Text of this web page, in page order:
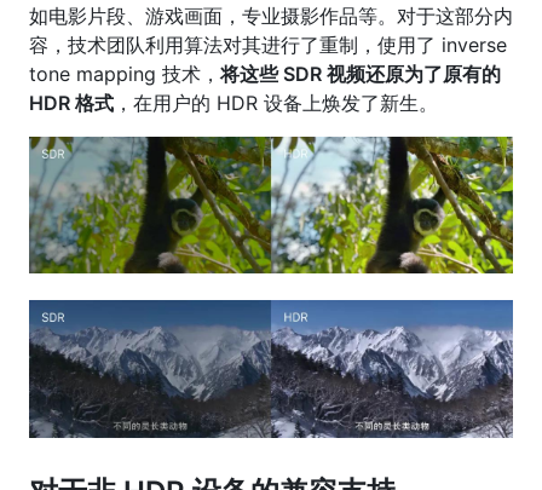
如电影片段、游戏画面，专业摄影作品等。对于这部分内
容，技术团队利用算法对其进行了重制，使用了 inverse
tone mapping 技术，将这些 SDR 视频还原为了原有的
HDR 格式 ，在用户的 HDR 设备上焕发了新生。